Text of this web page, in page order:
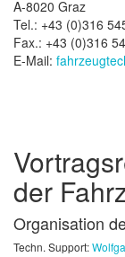
A-8020 Graz
Tel.: +43 (0)316
Fax.: +43 (0)316
E-Mail:
der
Organisation
Techn. Support: